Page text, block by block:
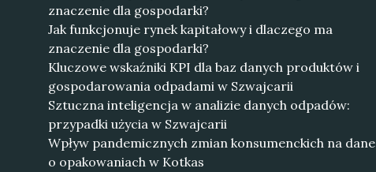
znaczenie dla gospodarki?
Jak funkcjonuje rynek kapitałowy i dlaczego ma
znaczenie dla gospodarki?
Kluczowe wskaźniki KPI dla baz danych produktów i
gospodarowania odpadami w Szwajcarii
Sztuczna inteligencja w analizie danych odpadów:
przypadki użycia w Szwajcarii
Wpływ pandemicznych zmian konsumenckich na dane
o opakowaniach w Kotkas